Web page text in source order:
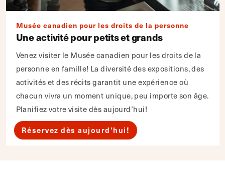
Musée canadien pour les droits de la personne
Une activité pour petits et grands
Venez visiter le Musée canadien pour les droits de la
personne en famille! La diversité des expositions, des
activités et des récits garantit une expérience où
chacun vivra un moment unique, peu importe son âge.
Planifiez votre visite dès aujourd’hui!
Réservez dès aujourd'hui!